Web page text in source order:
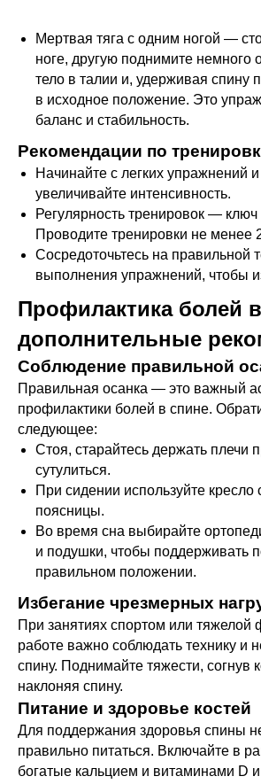
Мертвая тяга с одним ногой —
ноге, другую поднимите немного
тело в талии и, удерживая спину
в исходное положение. Это
баланс и стабильность.
Рекомендации по
Начинайте с легких упражнений
увеличивайте интенсивность.
Регулярность тренировок — ключ
Проводите тренировки не менее
Сосредоточьтесь на правильной
выполнения упражнений, чтобы
Профилактика болей
дополнительные
Соблюдение правильной
Правильная осанка — это важный
профилактики болей в спине.
следующее:
Стоя, старайтесь держать плечи
сутулиться.
При сидении используйте кресло
поясницы.
Во время сна выбирайте
и подушки, чтобы поддерживать
правильном положении.
Избегание чрезмерных
При занятиях спортом или тяжелой
работе важно соблюдать технику и
спину. Поднимайте тяжести, согнув
наклоняя спину.
Питание и здоровье костей
Для поддержания здоровья спины
правильно питаться. Включайте в
богатые кальцием и витаминами D